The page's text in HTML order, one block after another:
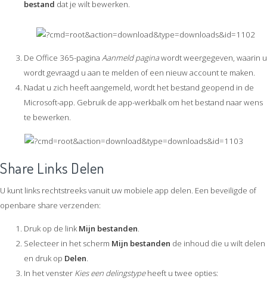
bestand dat je wilt bewerken.
De Office 365-pagina Aanmeld paginawordt weergegeven, waarin u
wordt gevraagd u aan te melden of een nieuw account te maken.
Nadat u zich heeft aangemeld, wordt het bestand geopend in de
Microsoft-app. Gebruik de app-werkbalk om het bestand naar wens
te bewerken.
Share Links Delen
U kunt links rechtstreeks vanuit uw mobiele app delen. Een beveiligde of
openbare share verzenden:
Druk op de linkMijn bestanden.
Selecteer in het scherm Mijn bestanden de inhoud die u wilt delen
en druk op Delen.
In het venster Kies een delingstypeheeft u twee opties: